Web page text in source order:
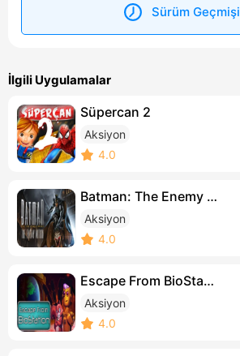
Sürüm Geçmişi
İlgili Uygulamalar
Süpercan 2
Aksiyon
4.0
Batman: The Enemy Within
Aksiyon
4.0
Escape From BioStation
Aksiyon
4.0